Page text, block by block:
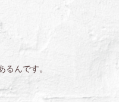
んです。